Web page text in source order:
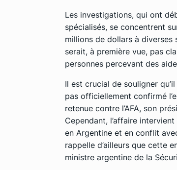
Les investigations, qui ont
spécialisés, se concentrent
millions de dollars à
serait, à première vue, pas
personnes percevant des
Il est crucial de souligner qu’il
pas officiellement confirmé
retenue contre l’AFA, son
Cependant, l’affaire
en Argentine et en conflit
rappelle d’ailleurs que cette
ministre argentine de la